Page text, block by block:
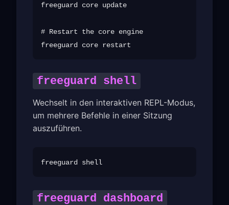
freeguard core update
# Restart the core engine
freeguard shell
Wechselt in den interaktiven REPL-Modus,
um mehrere Befehle in einer Sitzung
auszuführen.
freeguard dashboard